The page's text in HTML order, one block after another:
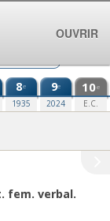
8e
1935
9e
2024
10e
E.C.
fem. verbal.
OUVRIR